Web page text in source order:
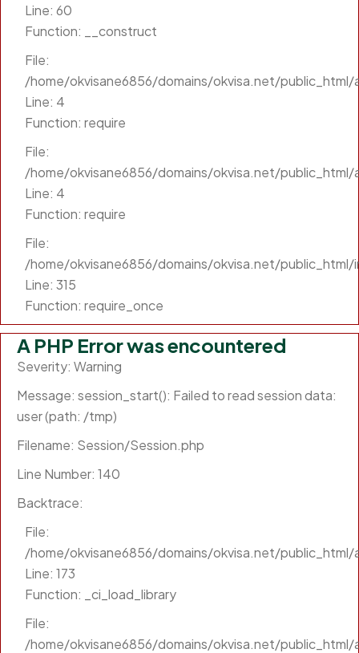
Line: 60
Function: __construct
File:
/home/okvisane6856/domains/okvisa.net/
Line: 4
Function: require
File:
/home/okvisane6856/domains/okvisa.net/
Line: 4
Function: require
File:
/home/okvisane6856/domains/okvisa.net/public_html/
Line: 315
Function: require_once
A PHP Error was encountered
Severity: Warning
Message: session_start(): Failed to read session data:
user (path: /tmp)
Filename: Session/Session.php
Line Number: 140
Backtrace:
File:
/home/okvisane6856/domains/okvisa.net/
Line: 173
Function: _ci_load_library
File:
/home/okvisane6856/domains/okvisa.net/